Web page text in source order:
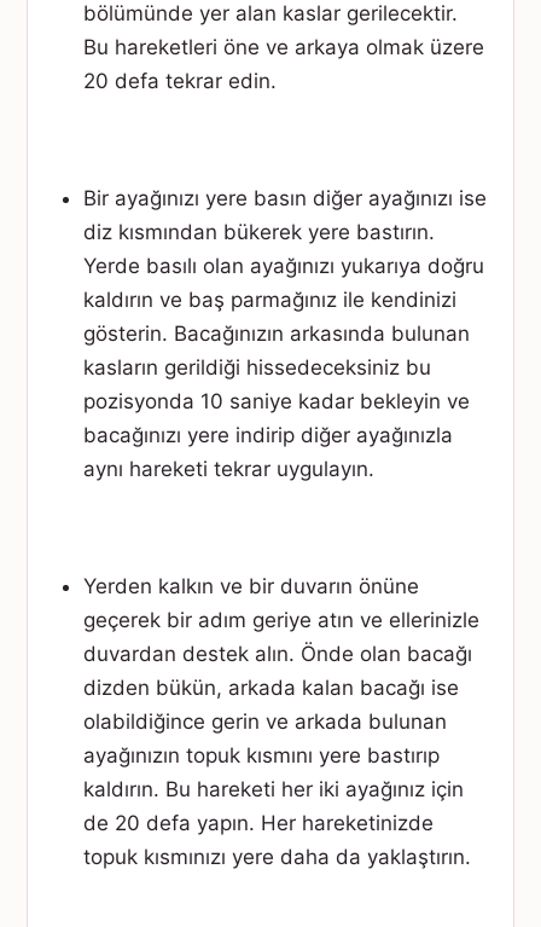
bölümünde yer alan kaslar gerilecektir.
Bu hareketleri öne ve arkaya olmak üzere
20 defa tekrar edin.
Bir ayağınızı yere basın diğer ayağınızı ise
diz kısmından bükerek yere bastırın.
Yerde basılı olan ayağınızı yukarıya doğru
kaldırın ve baş parmağınız ile kendinizi
gösterin. Bacağınızın arkasında bulunan
kasların gerildiği hissedeceksiniz bu
pozisyonda 10 saniye kadar bekleyin ve
bacağınızı yere indirip diğer ayağınızla
aynı hareketi tekrar uygulayın.
Yerden kalkın ve bir duvarın önüne
geçerek bir adım geriye atın ve ellerinizle
duvardan destek alın. Önde olan bacağı
dizden bükün, arkada kalan bacağı ise
olabildiğince gerin ve arkada bulunan
ayağınızın topuk kısmını yere bastırıp
kaldırın. Bu hareketi her iki ayağınız için
de 20 defa yapın. Her hareketinizde
topuk kısmınızı yere daha da yaklaştırın.